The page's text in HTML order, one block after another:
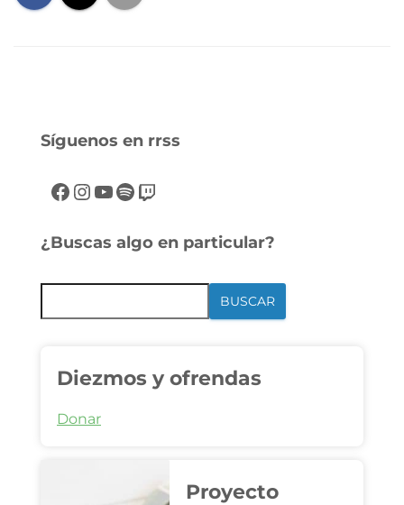
Síguenos en rrss
¿Buscas algo en particular?
BUSCAR
Diezmos y ofrendas
Donar
Proyecto